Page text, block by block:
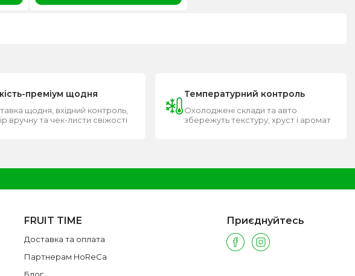
преміум щодня
щодня, вхідний контроль,
вручну та чек-листи свіжості
Температурний контроль
Охолоджені склади та авто
збережуть текстуру, хруст і аромат
FRUIT TIME
Доставка та оплата
Партнерам HoReCa
Приєднуйтесь